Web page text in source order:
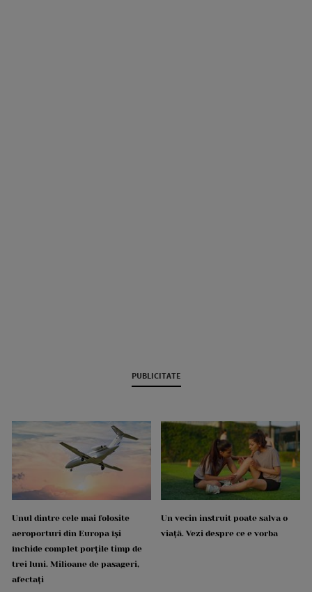
PUBLICITATE
Unul dintre cele mai folosite
aeroporturi din Europa își
închide complet porțile timp de
trei luni. Milioane de pasageri,
afectați
Un vecin instruit poate salva o
viață. Vezi despre ce e vorba